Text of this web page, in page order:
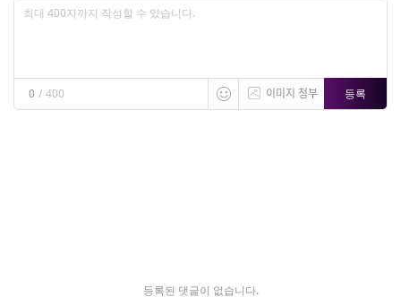
0 / 400 이미지 첨부 등록
등록된 댓글이 없습니다.